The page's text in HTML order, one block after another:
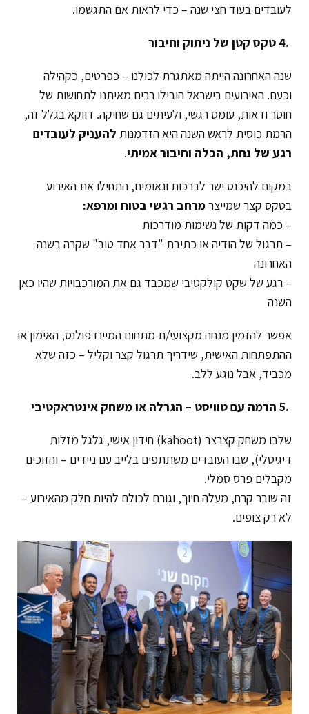
לעובדים בעוד חצי שנה – כדי לראות אם התגשמו.
.4 טקס קטן של ניתוק וחיבור
שנה האחרונה הייתה מאתגרת לכולנו – כפרטים, כקהילה
וכעם. האירועים בישראל הובילו רבים מאיתנו לתחושות של
חוסר ודאות, עומס רגשי, ולעיתים גם שחיקה. דווקא בגלל זה,
הרמת כוסית לראש השנה היא הזדמנות להעניק לעובדים
רגע של נחת, הכלה וחיבור אמיתי.
במקום להיכנס ישר לברכות ונאומים, התחילו את האירוע
בטקס קצר שמייצרמרחב רגשי בטוח ומרפא:
– כמה דקות של נשימות מודרכות
– תרגול של הודיה או כתיבת "דבר אחד טוב" שקרה בשנה
האחרונה
– רגע של שקט קולקטיבי שמכבד גם את המורכבויות שהיו כאן
השנה
אפשר להזמין מנחה מקצועי/ת מתחום המיינדפולנס, האימון או
ההתפתחות האישית, שידריך תרגול קצר וקליל – כזה שלא
מכביד, אבל נוגע ללב.
.5 הרמה עם טוויסט – הגרלה או משחק אינטראקטיבי
שלבו משחק קצרצר (kahoot) חידון אישי, גלגל מזלות
דיגיטלי), שבו העובדים משתתפים בלייב עם ניידים – והזוכים
מקבלים פרס סמלי.
זה שובר קרח, מעלה חיוך, וגורם לכולם להיות חלק מהאירוע –
לא רק צופים.